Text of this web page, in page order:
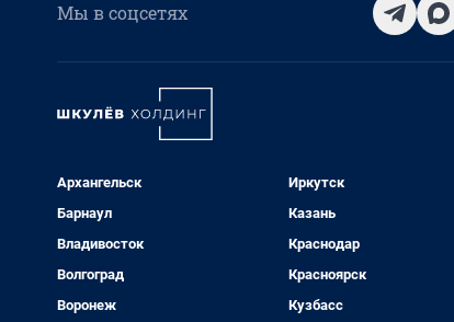
Мы в соцсетях
Архангельск
Барнаул
Владивосток
Волгоград
Воронеж
Иркутск
Казань
Краснодар
Красноярск
Кузбасс